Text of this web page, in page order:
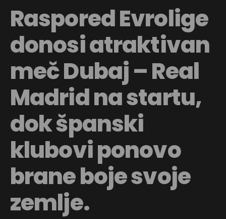
Raspored Evrolige
donosi atraktivan
meč Dubaj – Real
Madrid na startu,
dok španski
klubovi ponovo
brane boje svoje
zemlje.